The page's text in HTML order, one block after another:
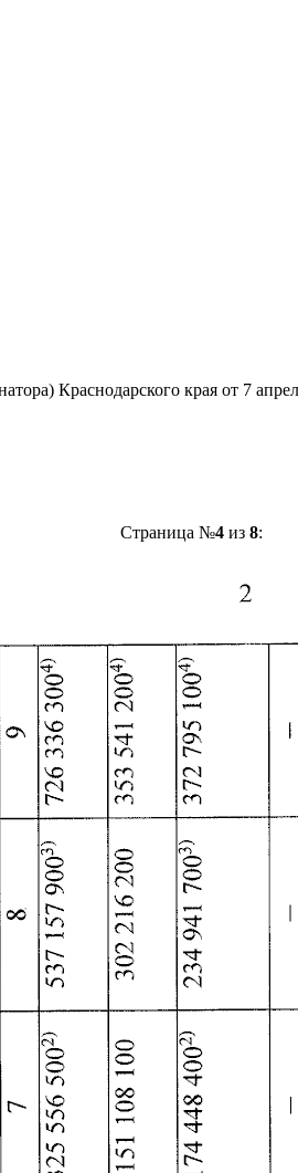
Краснодарского края от 7
Страница №4из 8: